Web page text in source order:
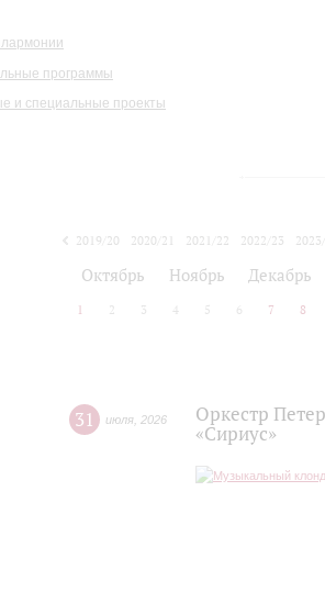
программы
и специальные проекты
2019/20 2020/21 2021/22 2022/23
Октябрь Ноябрь Декабрь
1 2 3 4 5 6 7 8
31 июля 2026
Оркестр
«Сириус»